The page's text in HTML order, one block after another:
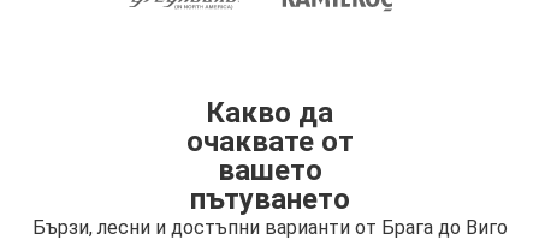
Какво да
очаквате от
вашето
пътуването
Бързи, лесни и достъпни варианти от Брага до Виго